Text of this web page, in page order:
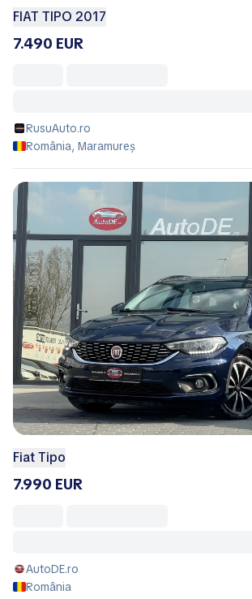
FIAT TIPO 2017
7.490 EUR
RusuAuto.ro
România, Maramureș
Fiat Tipo
7.990 EUR
AutoDE.ro
România